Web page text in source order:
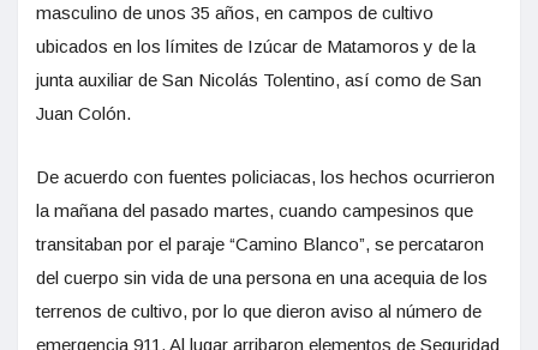
masculino de unos 35 años, en campos de cultivo
ubicados en los límites de Izúcar de Matamoros y de la
junta auxiliar de San Nicolás Tolentino, así como de San
Juan Colón.
De acuerdo con fuentes policiacas, los hechos ocurrieron
la mañana del pasado martes, cuando campesinos que
transitaban por el paraje “Camino Blanco”, se percataron
del cuerpo sin vida de una persona en una acequia de los
terrenos de cultivo, por lo que dieron aviso al número de
emergencia 911. Al lugar arribaron elementos de Seguridad